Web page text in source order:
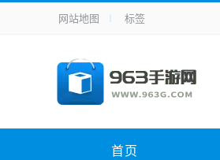
手机应用
手机游戏 体育竞技
电脑软件 其它类别
网站地图 标签
首页